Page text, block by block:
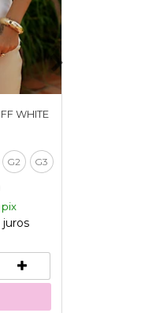
WHITE
G2 G3
pix